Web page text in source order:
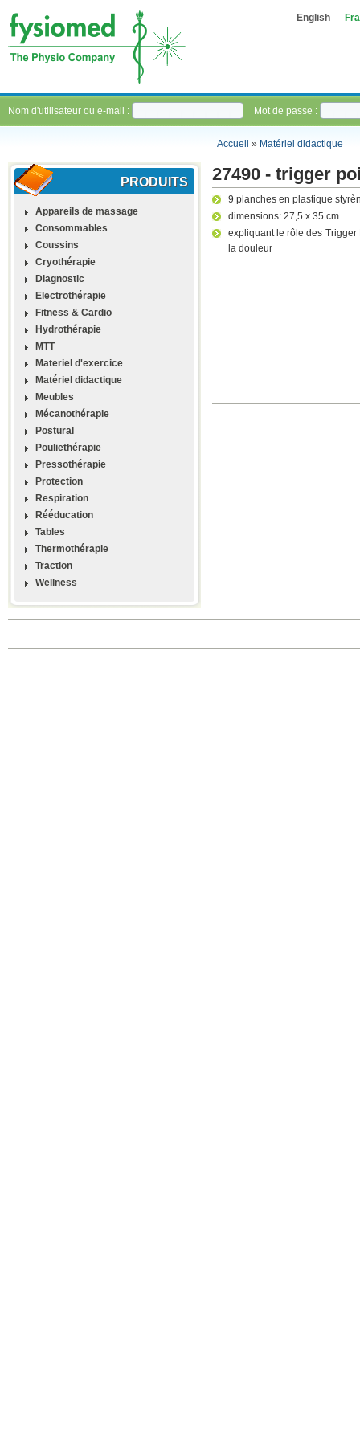
English
Nom d'utilisateur ou e-mail : Mot de passe :
Accueil » Matériel didactique
PRODUITS
Appareils de massage
Consommables
Coussins
Cryothérapie
Diagnostic
Electrothérapie
Fitness & Cardio
Hydrothérapie
MTT
Materiel d'exercice
Matériel didactique
Meubles
Mécanothérapie
Postural
Pouliethérapie
Pressothérapie
Protection
Respiration
Rééducation
Tables
Thermothérapie
Traction
Wellness
27490 - trigger
9 planches en plastique
dimensions: 27,5 x 35 cm
expliquant le rôle des
la douleur